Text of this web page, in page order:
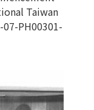
Taiwan
07-PH00301-